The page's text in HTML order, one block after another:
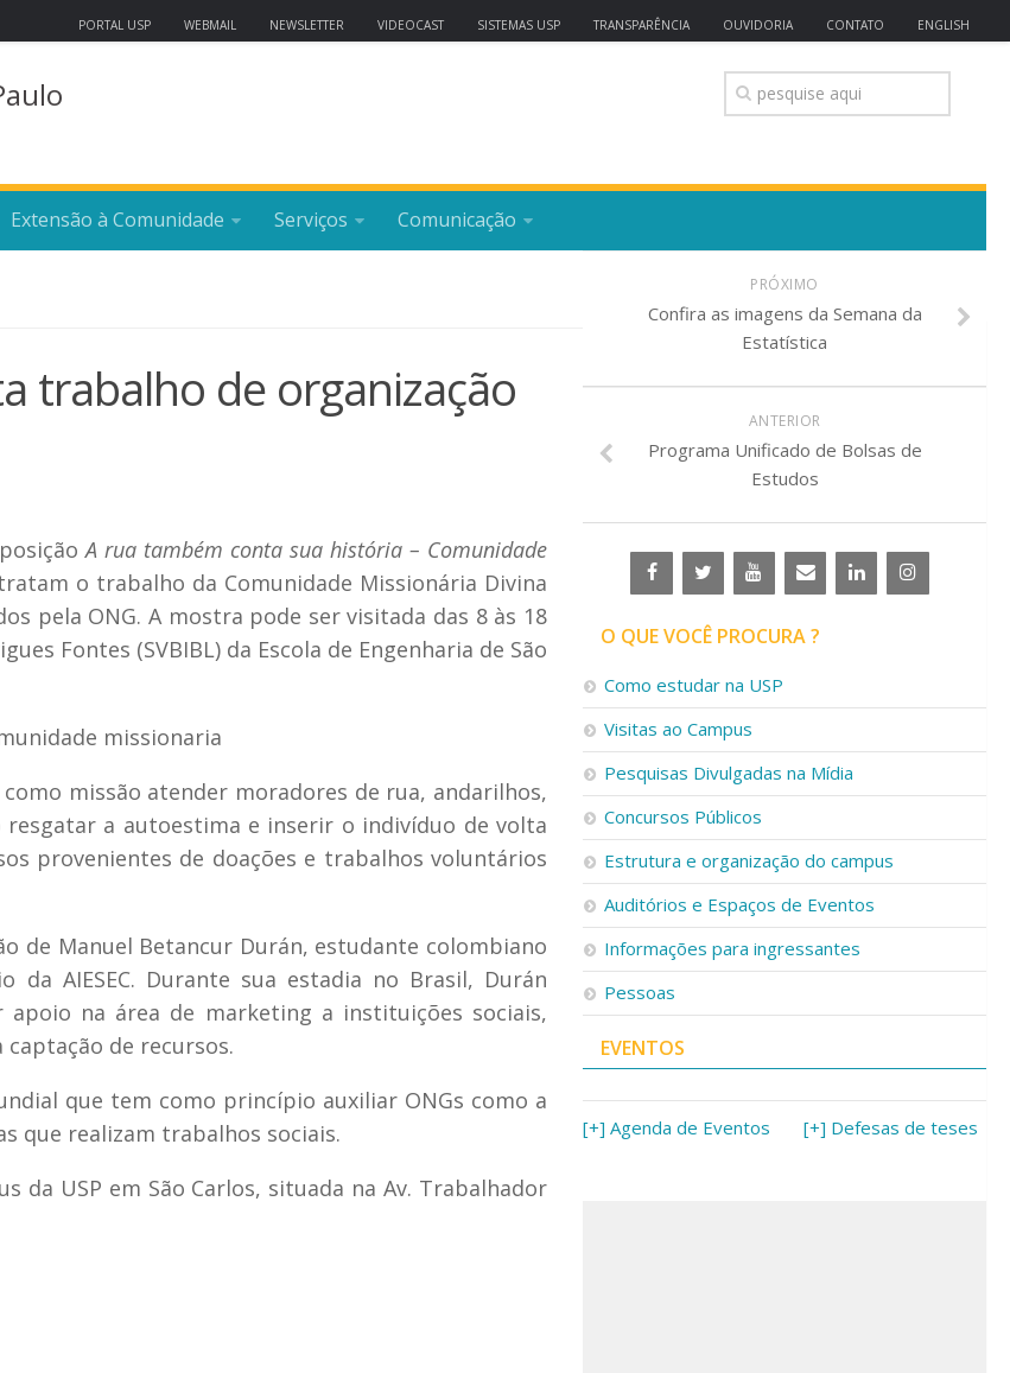
PORTAL USP WEBMAIL NEWSLETTER VIDEOCAST SISTEMAS USP TRANSPARÊNCIA OUVIDORIA CONTATO ENGLISH
Extensão à Comunidade Serviços Comunicação
trabalho de organização
A rua também conta sua história – Comunidade
o trabalho da Comunidade Missionária Divina
pela ONG. A mostra pode ser visitada das 8 às 18
Fontes (SVBIBL) da Escola de Engenharia de São
missão atender moradores de rua, andarilhos,
a autoestima e inserir o indivíduo de volta
provenientes de doações e trabalhos voluntários
de Manuel Betancur Durán, estudante colombiano
AIESEC. Durante sua estadia no Brasil, Durán
na área de marketing a instituições sociais,
de recursos.
que tem como princípio auxiliar ONGs como a
que realizam trabalhos sociais.
da USP em São Carlos, situada na Av. Trabalhador
PRÓXIMO
Confira as imagens da Semana da
Estatística
ANTERIOR
Programa Unificado de Bolsas de
Estudos
O QUE VOCÊ PROCURA ?
Como estudar na USP
Visitas ao Campus
Pesquisas Divulgadas na Mídia
Concursos Públicos
Estrutura e organização do campus
Auditórios e Espaços de Eventos
Informações para ingressantes
Pessoas
EVENTOS
[+] Agenda de Eventos [+] Defesas de teses